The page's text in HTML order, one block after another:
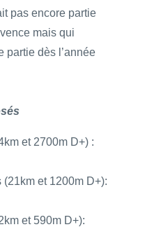
pas encore partie
mais qui
partie dès l’année
et 2700m D+) :
et 1200m D+):
et 590m D+):